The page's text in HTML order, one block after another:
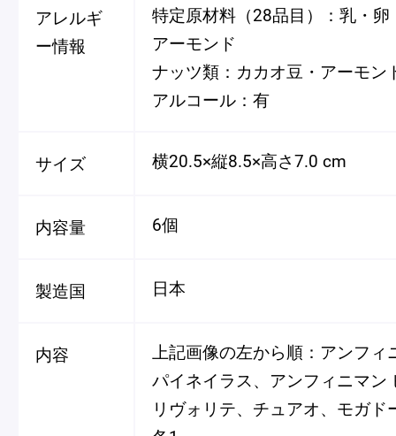
アレルギ
ー情報
特定原材料（28品目）：乳・
アーモンド
ナッツ類：カカオ豆・アーモン
アルコール：有
サイズ 横20.5×縦8.5×高さ7.0 cm
内容量 6個
製造国 日本
内容
上記画像の左から順：アンフィ
パイネイラス、アンフィニマン
リヴォリテ、チュアオ、モガド